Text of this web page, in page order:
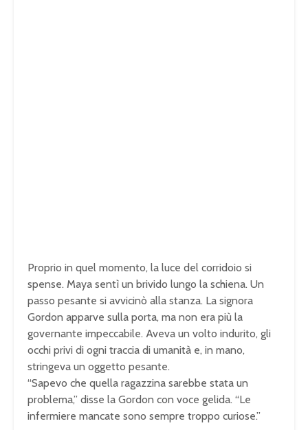
Proprio in quel momento, la luce del corridoio si
spense. Maya sentì un brivido lungo la schiena. Un
passo pesante si avvicinò alla stanza. La signora
Gordon apparve sulla porta, ma non era più la
governante impeccabile. Aveva un volto indurito, gli
occhi privi di ogni traccia di umanità e, in mano,
stringeva un oggetto pesante.
“Sapevo che quella ragazzina sarebbe stata un
problema,” disse la Gordon con voce gelida. “Le
infermiere mancate sono sempre troppo curiose.”